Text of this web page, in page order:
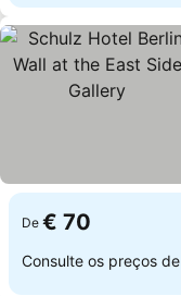
De € 70
Consulte os preços de